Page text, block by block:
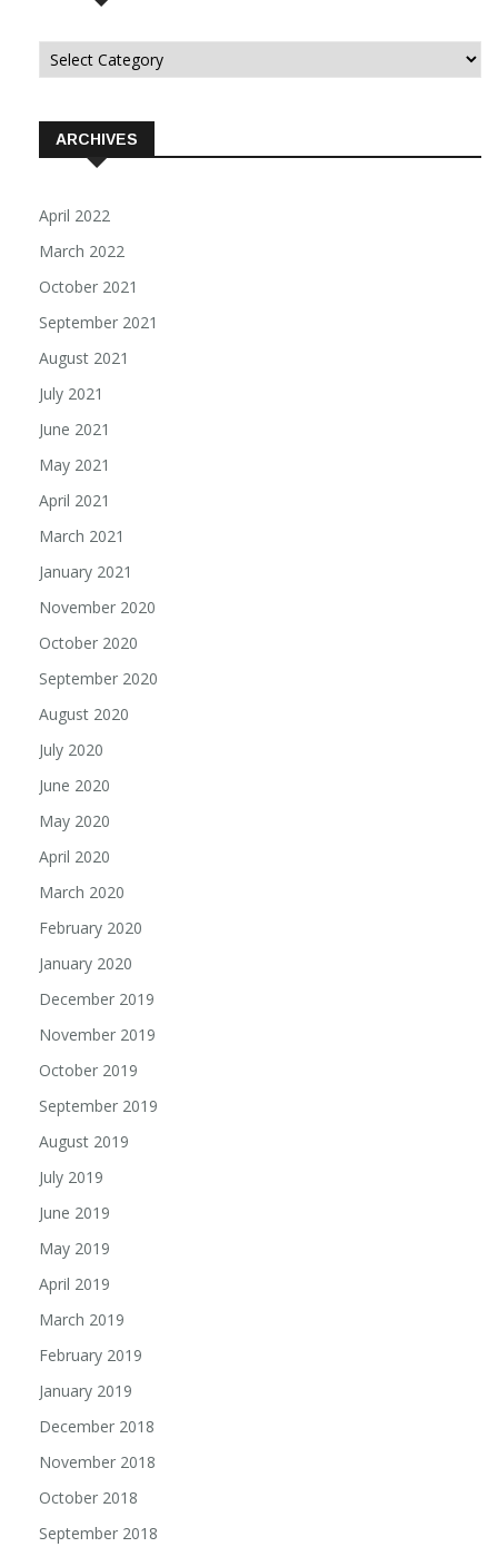
Categorii
ARCHIVES
April 2022
March 2022
October 2021
September 2021
August 2021
July 2021
June 2021
May 2021
April 2021
March 2021
January 2021
November 2020
October 2020
September 2020
August 2020
July 2020
June 2020
May 2020
April 2020
March 2020
February 2020
January 2020
December 2019
November 2019
October 2019
September 2019
August 2019
July 2019
June 2019
May 2019
April 2019
March 2019
February 2019
January 2019
December 2018
November 2018
October 2018
September 2018